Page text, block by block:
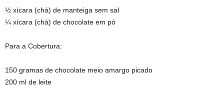
½ xícara (chá) de manteiga sem sal
¼ xícara (chá) de chocolate em pó
Para a Cobertura:
150 gramas de chocolate meio amargo picado
200 ml de leite